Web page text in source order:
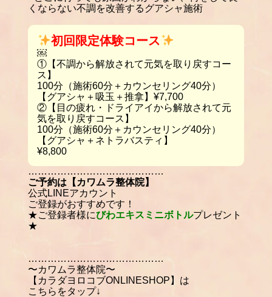
くならない不調を改善するグアシャ施術
初回限定体験コース
￼
①【不調から解放されて元気を取り戻すコー
ス】
100分（施術60分＋カウンセリング40分）
【グアシャ＋吸玉＋推拿】¥7,700
②【目の疲れ・ドライアイから解放されて元
気を取り戻すコース】
100分（施術60分＋カウンセリング40分）
【グアシャ＋ネトラバスティ】
¥8,800
……………………………………
ご予約は【カワムラ整体院】
公式LINEアカウント
ご登録がおすすめです！
★ご登録者様にびわエキスミニボトルプレゼント
★
……………………………………
〜カワムラ整体院〜
【カラダヨロコブONLINESHOP】は
こちらをタップ↓